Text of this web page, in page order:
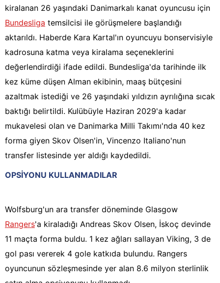
kiralanan 26 yaşındaki Danimarkalı kanat oyuncusu için
Bundesliga temsilcisi ile görüşmelere başlandığı
aktarıldı. Haberde Kara Kartal'ın oyuncuyu bonservisiyle
kadrosuna katma veya kiralama seçeneklerini
değerlendirdiği ifade edildi. Bundesliga'da tarihinde ilk
kez küme düşen Alman ekibinin, maaş bütçesini
azaltmak istediği ve 26 yaşındaki yıldızın ayrılığına sıcak
baktığı belirtildi. Kulübüyle Haziran 2029'a kadar
mukavelesi olan ve Danimarka Milli Takımı'nda 40 kez
forma giyen Skov Olsen'in, Vincenzo Italiano'nun
transfer listesinde yer aldığı kaydedildi.
OPSİYONU KULLANMADILAR
Wolfsburg'un ara transfer döneminde Glasgow
Rangers'a kiraladığı Andreas Skov Olsen, İskoç devinde
11 maçta forma buldu. 1 kez ağları sallayan Viking, 3 de
gol pası vererek 4 gole katkıda bulundu. Rangers
oyuncunun sözleşmesinde yer alan 8.6 milyon sterlinlik